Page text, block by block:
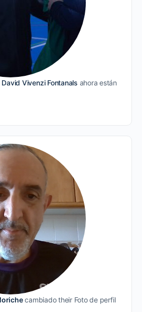
David Vivenzi Fontanals ahora están
cambiado their Foto de perfil